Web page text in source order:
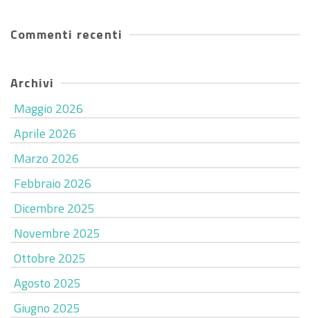
Commenti recenti
Archivi
Maggio 2026
Aprile 2026
Marzo 2026
Febbraio 2026
Dicembre 2025
Novembre 2025
Ottobre 2025
Agosto 2025
Giugno 2025